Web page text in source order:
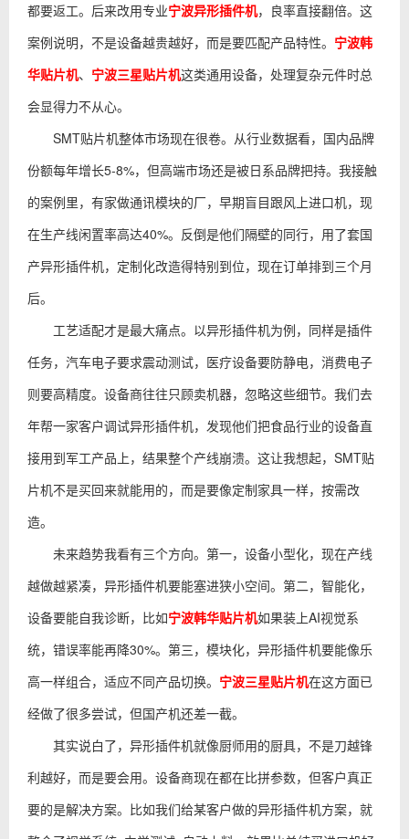
都要返工。后来改用专业宁波异形插件机，良率直接翻倍。这
案例说明，不是设备越贵越好，而是要匹配产品特性。 宁波韩
华贴片机、 宁波三星贴片机这类通用设备，处理复杂元件时总
会显得力不从心。
SMT贴片机整体市场现在很卷。从行业数据看，国内品牌
份额每年增长5-8%，但高端市场还是被日系品牌把持。我接触
的案例里，有家做通讯模块的厂，早期盲目跟风上进口机，现
在生产线闲置率高达40%。反倒是他们隔壁的同行，用了套国
产异形插件机，定制化改造得特别到位，现在订单排到三个月
后。
工艺适配才是最大痛点。以异形插件机为例，同样是插件
任务，汽车电子要求震动测试，医疗设备要防静电，消费电子
则要高精度。设备商往往只顾卖机器，忽略这些细节。我们去
年帮一家客户调试异形插件机，发现他们把食品行业的设备直
接用到军工产品上，结果整个产线崩溃。这让我想起，SMT贴
片机不是买回来就能用的，而是要像定制家具一样，按需改
造。
未来趋势我看有三个方向。第一，设备小型化，现在产线
越做越紧凑，异形插件机要能塞进狭小空间。第二，智能化，
设备要能自我诊断，比如宁波韩华贴片机如果装上AI视觉系
统，错误率能再降30%。第三，模块化，异形插件机要能像乐
高一样组合，适应不同产品切换。 宁波三星贴片机在这方面已
经做了很多尝试，但国产机还差一截。
其实说白了，异形插件机就像厨师用的厨具，不是刀越锋
利越好，而是要会用。设备商现在都在比拼参数，但客户真正
要的是解决方案。比如我们给某客户做的异形插件机方案，就